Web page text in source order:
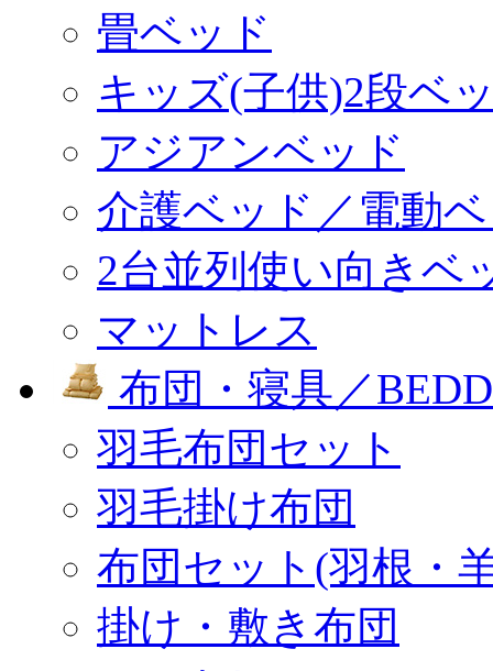
畳ベッド
キッズ(子供)2段ベ
アジアンベッド
介護ベッド／電動
2台並列使い向きベ
マットレス
布団・寝具／
羽毛布団セット
羽毛掛け布団
布団セット(羽根・
掛け・敷き布団